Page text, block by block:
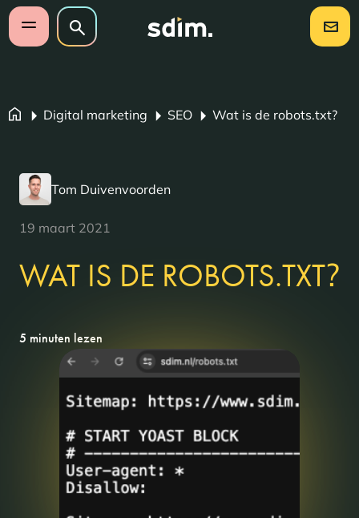
Navigatie overslaan
Open mobiel menu
Zoeken op website
Zoeken
Digital marketing SEO Wat is de robots.txt?
Tom Duivenvoorden
19 maart 2021
WAT IS DE ROBOTS.TXT?
5 minuten lezen